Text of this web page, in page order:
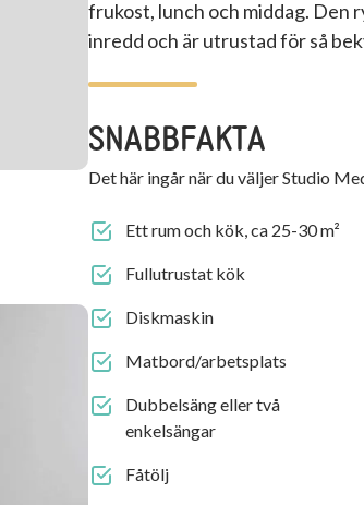
frukost, lunch och middag. Den
inredd och är utrustad för så
SNABBFAKTA
Det här ingår när du väljerStudio
Ett rum och kök, ca 25-30 m²
Fullutrustat kök
Diskmaskin
Matbord/arbetsplats
Dubbelsäng eller två
enkelsängar
Fåtölj